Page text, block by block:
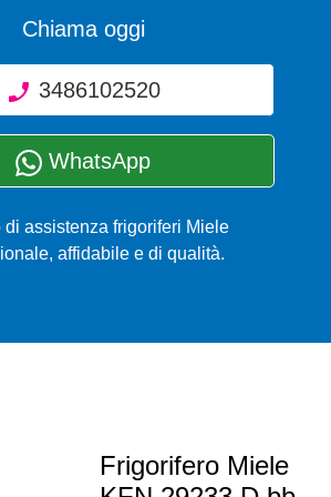
Chiama oggi
3486102520
WhatsApp
di assistenza frigoriferi Miele
affidabile e di qualità.
Frigorifero Miele